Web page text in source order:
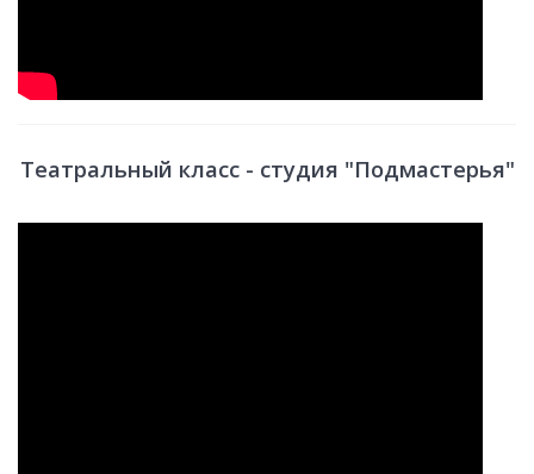
Театральный класс - студия "Подмастерья"